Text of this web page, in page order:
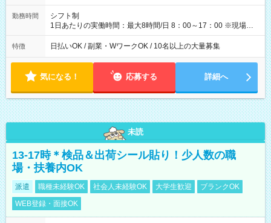
勤務時間
シフト制
1日あたりの実働時間：最大8時間/日 8：00～17：00 ※現場によ
っては多少時間は前後します ▶残業ほとんどなし！ ▶時間より
早く終わることの方が多いと思います。現場によっては午前中
望の方は夜勤（21:00～6:00）のお仕事も可能。
特徴 日払いOK / 副業・WワークOK / 10名以上の大量募集
気になる！ 応募する 詳細へ
未読
13-17時＊検品＆出荷シール貼り！少人数の職
場・扶養内OK
派遣 職種未経験OK 社会人未経験OK 大学生歓迎
ブランクOK
WEB登録・面接OK